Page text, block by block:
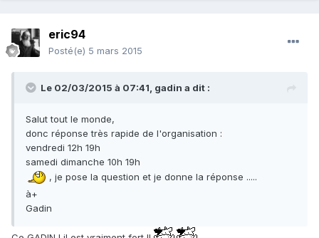
eric94
Posté(e) 5 mars 2015
Le 02/03/2015 à 07:41, gadin a dit :
Salut tout le monde,
donc réponse très rapide de l'organisation :
vendredi 12h 19h
samedi dimanche 10h 19h
, je pose la question et je donne la réponse .....
à+
Gadin